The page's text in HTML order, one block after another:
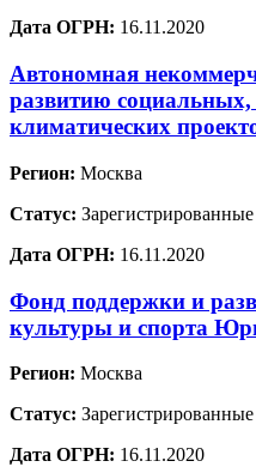
Дата ОГРН: 16.11.2020
Автономная
развитию социальных,
климатических
Регион: Москва
Статус: Зарегистрированные
Дата ОГРН: 16.11.2020
Фонд поддержки и
культуры и спорта
Регион: Москва
Статус: Зарегистрированные
Дата ОГРН: 16.11.2020